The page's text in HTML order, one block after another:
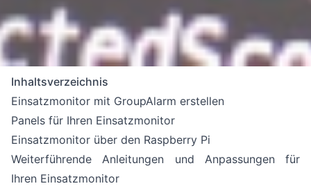
Inhaltsverzeichnis
Einsatzmonitor mit GroupAlarm erstellen
Panels für Ihren Einsatzmonitor
Einsatzmonitor über den Raspberry Pi
Weiterführende Anleitungen und Anpassungen für
Ihren Einsatzmonitor